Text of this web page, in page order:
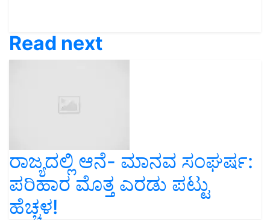
Read next
ರಾಜ್ಯದಲ್ಲಿ ಆನೆ- ಮಾನವ ಸಂಘರ್ಷ:
ಪರಿಹಾರ ಮೊತ್ತ ಎರಡು ಪಟ್ಟು
ಹೆಚ್ಚಳ!